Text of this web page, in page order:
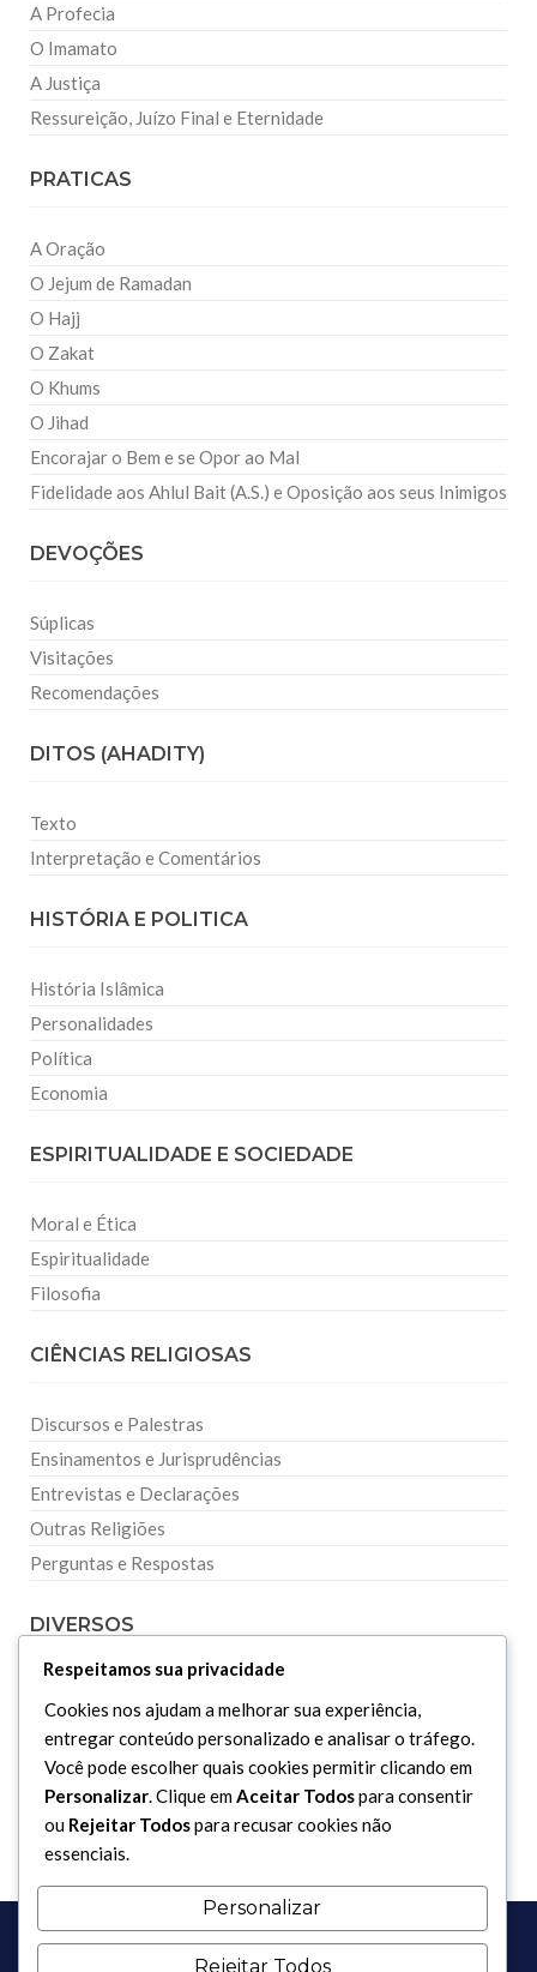
A Profecia
O Imamato
A Justiça
Ressureição, Juízo Final e Eternidade
PRATICAS
A Oração
O Jejum de Ramadan
O Hajj
O Zakat
O Khums
O Jihad
Encorajar o Bem e se Opor ao Mal
Fidelidade aos Ahlul Bait (A.S.) e Oposição aos seus Inimigos
DEVOÇÕES
Súplicas
Visitações
Recomendações
DITOS (AHADITY)
Texto
Interpretação e Comentários
HISTÓRIA E POLITICA
História Islâmica
Personalidades
Política
Economia
ESPIRITUALIDADE E SOCIEDADE
Moral e Ética
Espiritualidade
Filosofia
CIÊNCIAS RELIGIOSAS
Discursos e Palestras
Ensinamentos e Jurisprudências
Entrevistas e Declarações
Outras Religiões
Perguntas e Respostas
DIVERSOS
Dicionário Islâmico
Downloads
Respeitamos sua privacidade
Cookies nos ajudam a melhorar sua experiência,
entregar conteúdo personalizado e analisar o tráfego.
Você pode escolher quais cookies permitir clicando em
Personalizar. Clique emAceitar Todospara consentir
ou Rejeitar Todospara recusar cookies não
essenciais.
Personalizar
Rejeitar Todos